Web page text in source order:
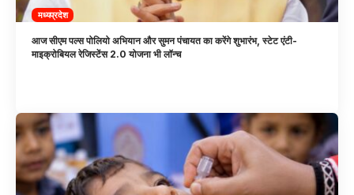
मध्यप्रदेश
आज सीएम पल्स पोलियो अभियान और सुमन पंचायत का करेंगे शुभारंभ, स्टेट एंटी-
माइक्रोबियल रेजिस्टेंस 2.0 योजना भी लॉन्च